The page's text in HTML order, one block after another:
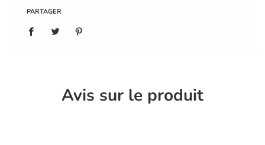
PARTAGER
Avis sur le produit